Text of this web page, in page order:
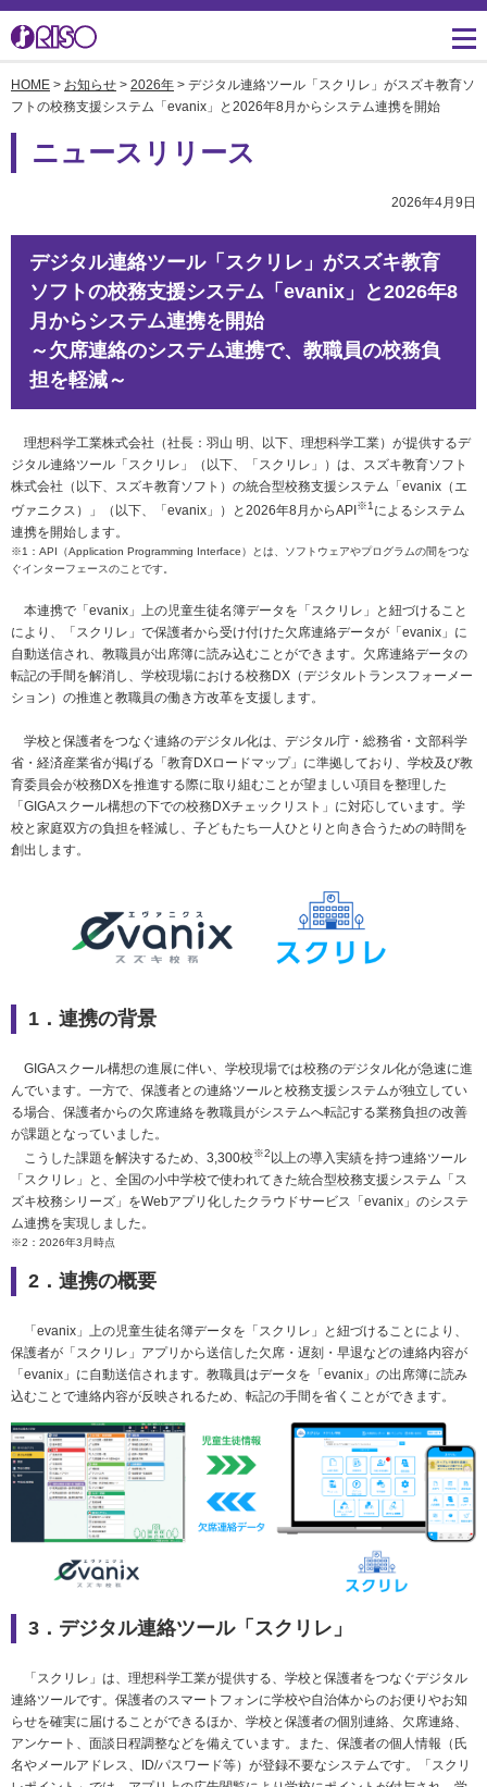
用途・事例紹介 トップ ソリューション
素材ダウンロード
閉じる
サポート トップ よくあるご質問（FAQ）
ダウンロード
消耗品情報
閉じる
知る・学ぶTOP かんたん会社案内
理想科学のものづくり
数字でわかる理想科学
イト
閉じる
企業情報TOP ごあいさつ
事業拠点一覧
あゆみ
採用情報
環境への取り組み
社会とのかかわり
HOME > お知らせ > 2026年 > デジタル連絡ツール「スクリレ」がスズキ教育ソ
フトの校務支援システム「evanix」と2026年8月からシステム連携を開始
ニュースリリース
2026年4月9日
デジタル連絡ツール「スクリレ」がスズキ教育
ソフトの校務支援システム「evanix」と2026年8
月からシステム連携を開始
～欠席連絡のシステム連携で、教職員の校務負
担を軽減～
理想科学工業株式会社（社長：羽山 明、以下、理想科学工業）が提供するデ
ジタル連絡ツール「スクリレ」（以下、「スクリレ」）は、スズキ教育ソフト
株式会社（以下、スズキ教育ソフト）の統合型校務支援システム「evanix（エ
ヴァニクス）」（以下、「evanix」）と2026年8月からAPI ※1 によるシステム
連携を開始します。
※1：API（Application Programming Interface）とは、ソフトウェアやプログラムの間をつな
ぐインターフェースのことです。
本連携で「evanix」上の児童生徒名簿データを「スクリレ」と紐づけること
により、「スクリレ」で保護者から受け付けた欠席連絡データが「evanix」に
自動送信され、教職員が出席簿に読み込むことができます。欠席連絡データの
転記の手間を解消し、学校現場における校務DX（デジタルトランスフォーメー
ション）の推進と教職員の働き方改革を支援します。
学校と保護者をつなぐ連絡のデジタル化は、デジタル庁・総務省・文部科学
省・経済産業省が掲げる「教育DXロードマップ」に準拠しており、学校及び教
育委員会が校務DXを推進する際に取り組むことが望ましい項目を整理した
「GIGAスクール構想の下での校務DXチェックリスト」に対応しています。学
校と家庭双方の負担を軽減し、子どもたち一人ひとりと向き合うための時間を
創出します。
1．連携の背景
GIGAスクール構想の進展に伴い、学校現場では校務のデジタル化が急速に進
んでいます。一方で、保護者との連絡ツールと校務支援システムが独立してい
る場合、保護者からの欠席連絡を教職員がシステムへ転記する業務負担の改善
が課題となっていました。
こうした課題を解決するため、3,300校※2 以上の導入実績を持つ連絡ツール
「スクリレ」と、全国の小中学校で使われてきた統合型校務支援システム「ス
ズキ校務シリーズ」をWebアプリ化したクラウドサービス「evanix」のシステ
ム連携を実現しました。
※2：2026年3月時点
2．連携の概要
「evanix」上の児童生徒名簿データを「スクリレ」と紐づけることにより、
保護者が「スクリレ」アプリから送信した欠席・遅刻・早退などの連絡内容が
「evanix」に自動送信されます。教職員はデータを「evanix」の出席簿に読み
込むことで連絡内容が反映されるため、転記の手間を省くことができます。
3．デジタル連絡ツール「スクリレ」
「スクリレ」は、理想科学工業が提供する、学校と保護者をつなぐデジタル
連絡ツールです。保護者のスマートフォンに学校や自治体からのお便りやお知
らせを確実に届けることができるほか、学校と保護者の個別連絡、欠席連絡、
アンケート、面談日程調整などを備えています。また、保護者の個人情報（氏
名やメールアドレス、ID/パスワード等）が登録不要なシステムです。「スクリ